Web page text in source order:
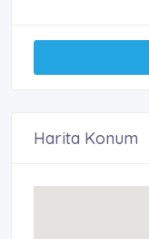
Harita Konum